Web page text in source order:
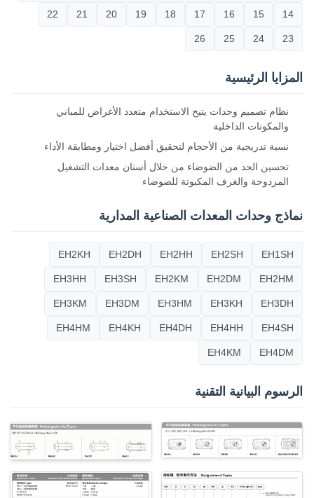
14
15
16
17
18
19
20
21
22
23
24
25
26
المزايا الرئيسية
نظام تصميم وحدات يتيح الاستخدام متعدد الأغراض للمباني
والمكونات الداخلية
نسبة تدريجية من الأحجام لتحقيق أفضل اختيار ومطابقة الأداء
تحسين الحد من الضوضاء من خلال أسنان معدات التشغيل
المزدوجة والغرف المكبوتة للضوضاء
نماذج وحدات المعدات الصناعية المدارية
EH1SH
EH2SH
EH2HH
EH2DH
EH2KH
EH2HM
EH2DM
EH2KM
EH3SH
EH3HH
EH3DH
EH3KH
EH3HM
EH3DM
EH3KM
EH4SH
EH4HH
EH4DH
EH4KH
EH4HM
EH4DM
EH4KM
الرسوم البيانية التقنية